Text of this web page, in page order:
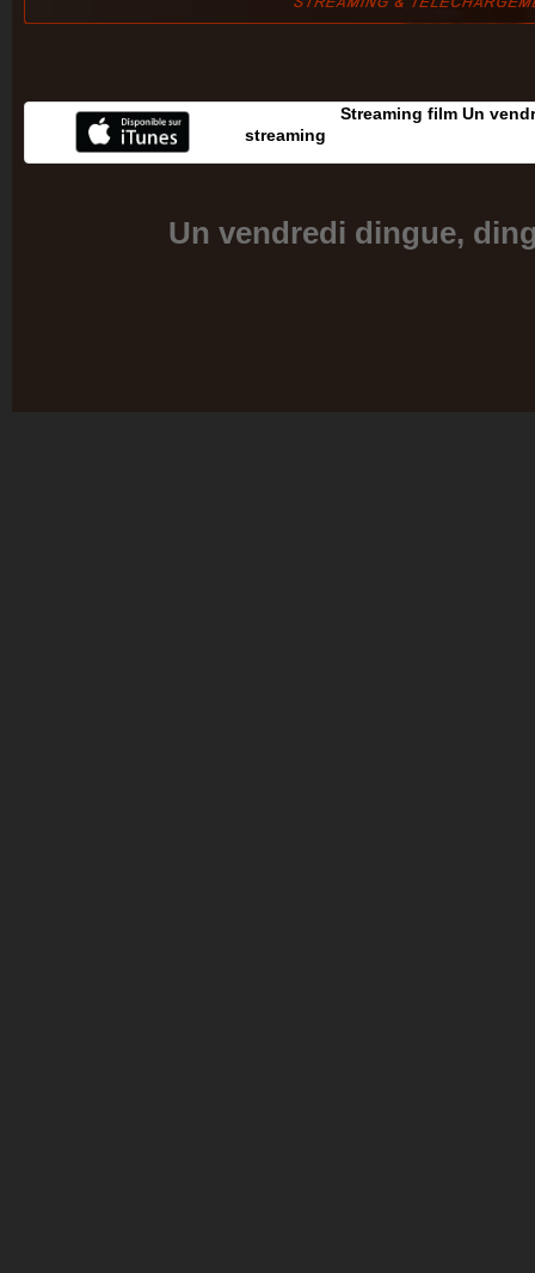
Streaming film Un
streaming
Un vendredi dingue,